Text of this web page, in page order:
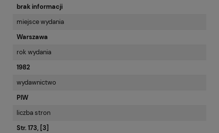
brak informacji
miejsce wydania
Warszawa
rok wydania
1982
wydawnictwo
PIW
liczba stron
Str. 173, [3]